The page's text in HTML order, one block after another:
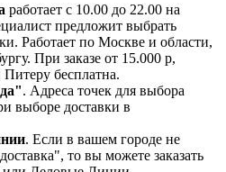
работает с 10.00 до 22.00 на
предложит выбрать
Работает по Москве и области,
При заказе от 15.000 р,
бесплатна.
. Адреса точек для выбора
выборе доставки в
. Если в вашем городе не
то вы можете заказать